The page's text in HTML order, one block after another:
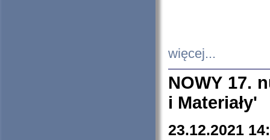
więcej...
NOWY 17.
i Materiały'
23.12.2021